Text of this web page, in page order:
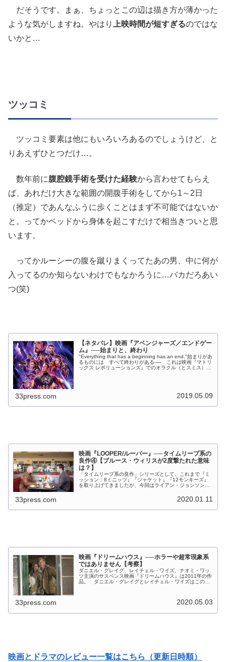
だそうです。まぁ、ちょっとこの辺は描き方が薄かった
ような気がしますね。やはり
上映時間が短すぎるのではな
いかと…
ツッコミ
ツッコミ要素は他にもいろいろあるのでしょうけど、と
りあえずひとつだけ…。
数年前に腹腔鏡手術を受けた経験から言わせてもらえ
ば、あれだけ大きな範囲の開腹手術をしてから1～2日
（推定）であんなふうに歩くことはまず不可能ではないか
と。ってかベッドから身体を起こすだけで相当きついと思
います。
ってかルーシーの腹を蹴りまくってたあの男、中に何が
入ってるのか知らないわけでもなかろうに…バカだろあい
つ(笑)
【ネタバレ】映画『アベンジャーズ／エンドゲー
ム』──始まりと、終わり
"Everything that has a beginning has an end."始まりがあ
るものには すべて終わりがある── これは映画『マトリ
ックス レボリューションズ』でのオラクル（とスミス）の
33press.com 2019.05.09
映画『LOOPER/ルーパー』──タイムリープ系の
良作④【ブルース・ウィリスが2度撃たれた意味
は？】
「タイムリープ系の良作」シリーズとして、これまで『ミ
ッション：8ミニッツ』『ジャケット』『12モンキーズ』
を取り上げてきましたが、今回はライアン・ジョンソン監
33press.com 2020.01.11
映画『ドリームハウス』──ホラーや超常現象系
ではありません【考察】
ダニエル・グレイグ、レイチェル・ワイズ、ナオミ・ワッ
ツ主演のサスペンス映画『ドリームハウス』は2011年の作
品。 ダニエル・グレイグとレイチェル・ワイズはこの作
33press.com 2020.05.03
映画とドラマのレビュー一覧はこちら（更新日時順）